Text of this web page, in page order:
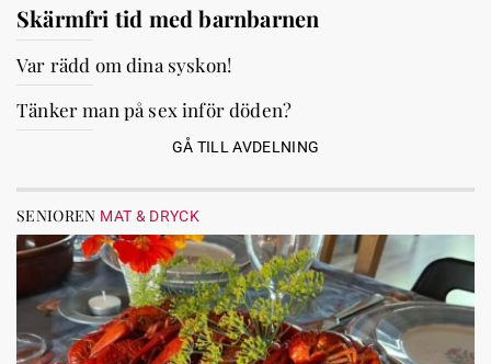
Skärmfri tid med barnbarnen
Var rädd om dina syskon!
Tänker man på sex inför döden?
GÅ TILL AVDELNING
SENIOREN MAT & DRYCK